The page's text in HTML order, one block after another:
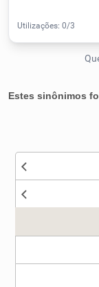
Humanizador
Estes sinônimos
Nenhum dos